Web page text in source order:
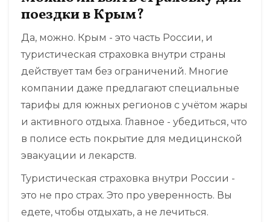
поездки в Крым?
Да, можно. Крым - это часть России, и
туристическая страховка внутри страны
действует там без ограничений. Многие
компании даже предлагают специальные
тарифы для южных регионов с учётом жары
и активного отдыха. Главное - убедиться, что
в полисе есть покрытие для медицинской
эвакуации и лекарств.
Туристическая страховка внутри России -
это не про страх. Это про уверенность. Вы
едете, чтобы отдыхать, а не лечиться.